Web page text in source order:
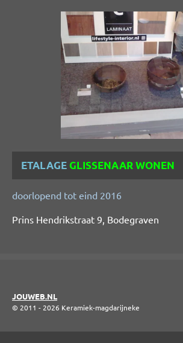
ETALAGE GLISSENAAR WONEN
doorlopend tot eind 2016
Prins Hendrikstraat 9, Bodegraven
JOUWEB.NL
© 2011 - 2026 Keramiek-magdarijneke